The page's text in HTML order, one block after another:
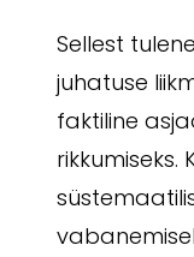
Sellest
juhatuse
faktiline